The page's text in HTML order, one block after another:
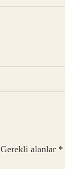
Gerekli alanlar *